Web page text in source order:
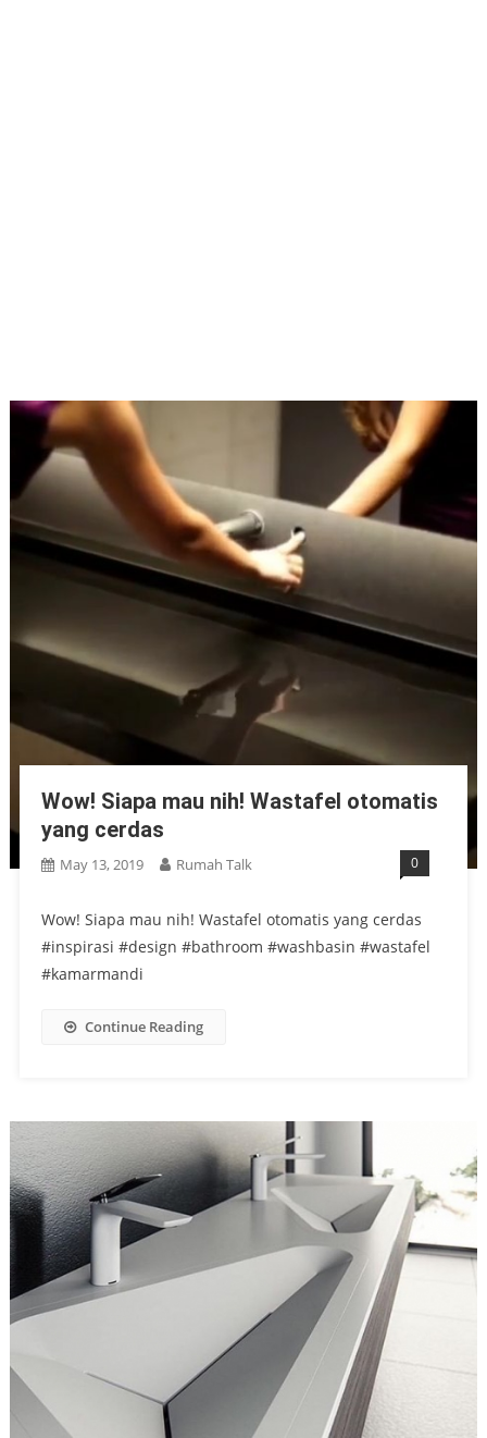
Wow! Siapa mau nih! Wastafel otomatis
yang cerdas
May 13, 2019 Rumah Talk 0
Wow! Siapa mau nih! Wastafel otomatis yang cerdas
#inspirasi #design #bathroom #washbasin #wastafel
#kamarmandi
Continue Reading